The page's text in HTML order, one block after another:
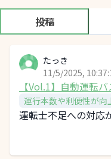
投稿
たっき
11/5/2025,
【Vol.1】自動運転
教えてください！
運行本数や利便性が向
運転士不足への対応